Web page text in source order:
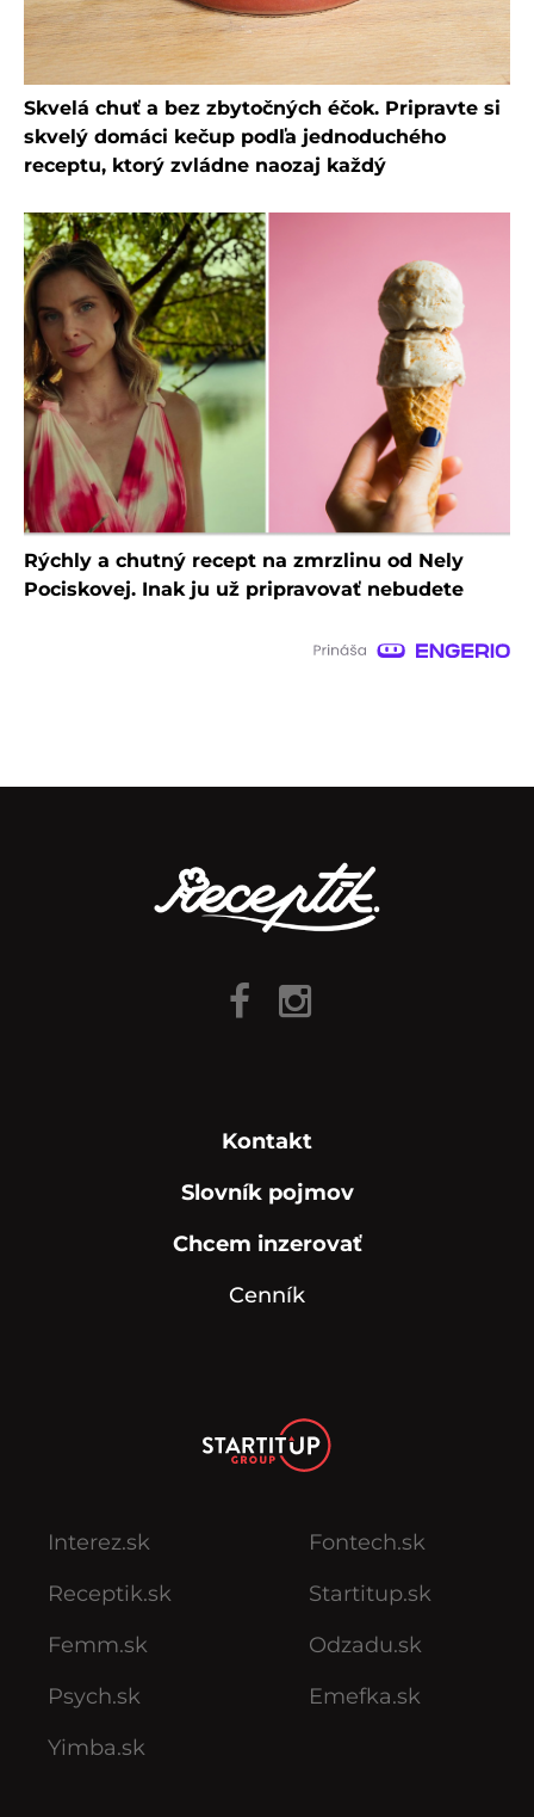
Skvelá chuť a bez zbytočných éčok. Pripravte si
skvelý domáci kečup podľa jednoduchého
receptu, ktorý zvládne naozaj každý
Rýchly a chutný recept na zmrzlinu od Nely
Pociskovej. Inak ju už pripravovať nebudete
Kontakt
Slovník pojmov
Chcem inzerovať
Cenník
Interez.sk
Receptik.sk
Femm.sk
Psych.sk
Yimba.sk
Fontech.sk
Startitup.sk
Odzadu.sk
Emefka.sk